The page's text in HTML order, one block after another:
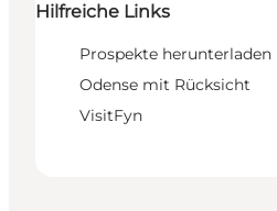
Hilfreiche Links
Prospekte herunterladen
Odense mit Rücksicht
VisitFyn